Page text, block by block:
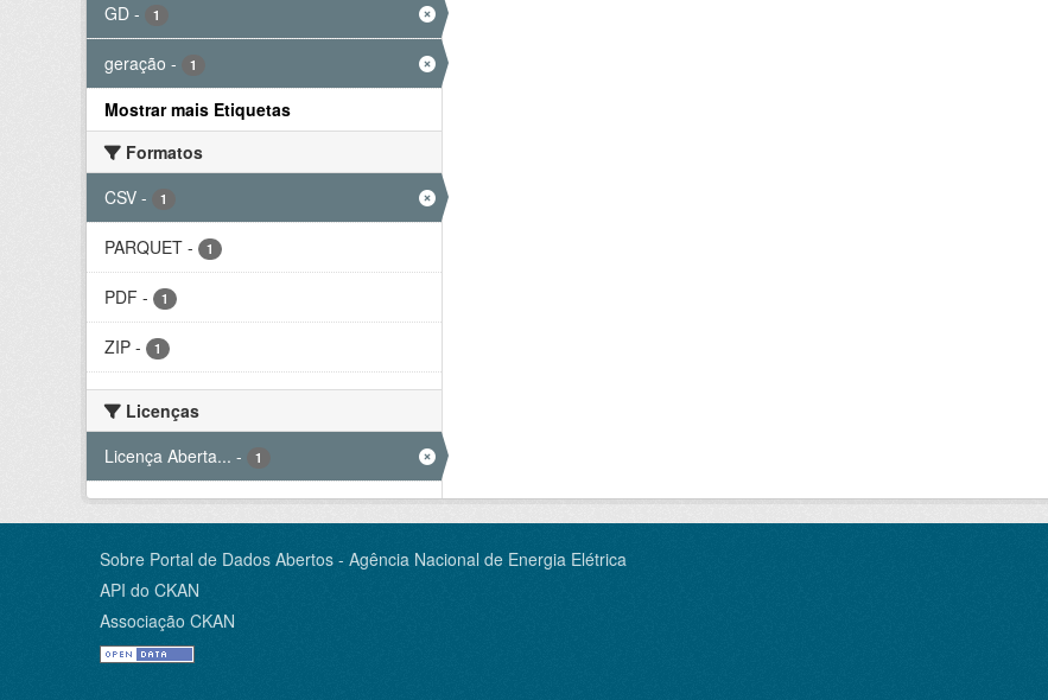
GD - 1
geração - 1
Mostrar mais Etiquetas
Formatos
CSV - 1
PARQUET - 1
PDF - 1
ZIP - 1
Licenças
Licença Aberta... - 1
Sobre Portal de Dados Abertos - Agência Nacional de Energia Elétrica
API do CKAN
Associação CKAN